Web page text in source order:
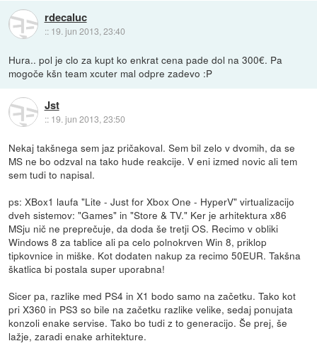
rdecaluc
:: 19. jun 2013, 23:40
Hura.. pol je clo za kupt ko enkrat cena pade dol na 300€. Pa
mogoče kšn team xcuter mal odpre zadevo :P
Jst
:: 19. jun 2013, 23:50
Nekaj takšnega sem jaz pričakoval. Sem bil zelo v dvomih, da se
MS ne bo odzval na tako hude reakcije. V eni izmed novic ali tem
sem tudi to napisal.
ps: XBox1 laufa "Lite - Just for Xbox One - HyperV" virtualizacijo
dveh sistemov: "Games" in "Store & TV." Ker je arhitektura x86
MSju nič ne preprečuje, da doda še tretji OS. Recimo v obliki
Windows 8 za tablice ali pa celo polnokrven Win 8, priklop
tipkovnice in miške. Kot dodaten nakup za recimo 50EUR. Takšna
škatlica bi postala super uporabna!
Sicer pa, razlike med PS4 in X1 bodo samo na začetku. Tako kot
pri X360 in PS3 so bile na začetku razlike velike, sedaj ponujata
konzoli enake servise. Tako bo tudi z to generacijo. Še prej, še
lažje, zaradi enake arhitekture.